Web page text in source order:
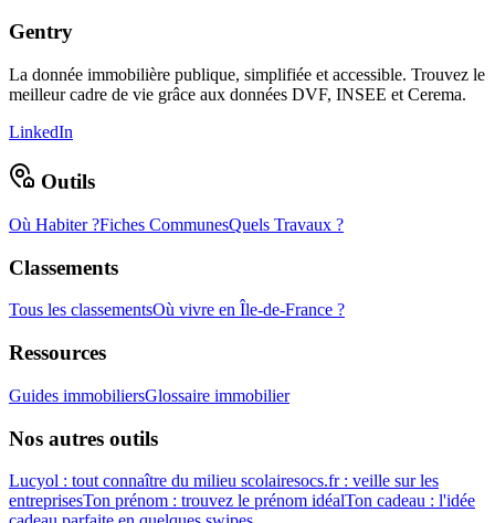
Gentry
La donnée immobilière publique, simplifiée et accessible. Trouvez le
meilleur cadre de vie grâce aux données DVF, INSEE et Cerema.
LinkedIn
Outils
Où Habiter ?Fiches CommunesQuels Travaux ?
Classements
Tous les classementsOù vivre en Île-de-France ?
Ressources
Guides immobiliersGlossaire immobilier
Nos autres outils
Lucyol : tout connaître du milieu scolairesocs.fr : veille sur les
entreprisesTon prénom : trouvez le prénom idéalTon cadeau : l'idée